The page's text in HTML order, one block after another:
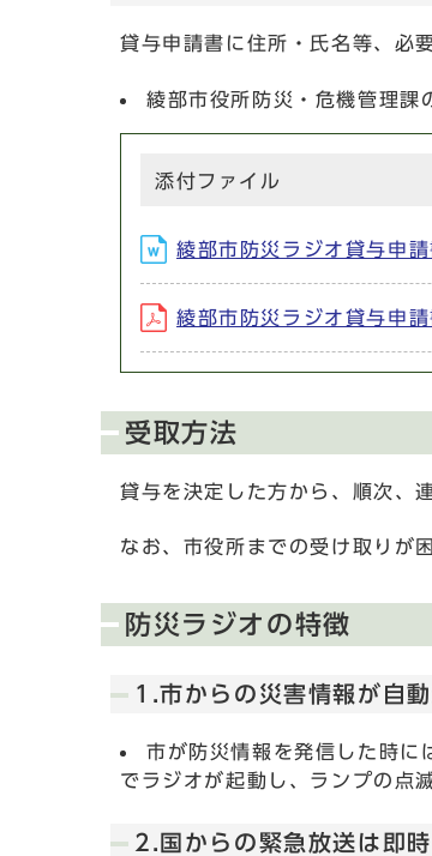
貸与申請書に住所・氏名等、必
綾部市役所防災・危機管理課
添付ファイル
綾部市防災ラジオ貸与申
綾部市防災ラジオ貸与申
受取方法
貸与を決定した方から、順次、
なお、市役所までの受け取りが
防災ラジオの特徴
1.市からの災害情報が自
市が防災情報を発信した時に
でラジオが起動し、ランプの点
2.国からの緊急放送は即